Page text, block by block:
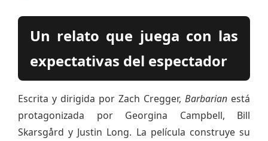
Un relato que juega con las
expectativas del espectador
Escrita y dirigida por Zach Cregger, Barbarian está
protagonizada por Georgina Campbell, Bill
Skarsgård y Justin Long. La película construye su